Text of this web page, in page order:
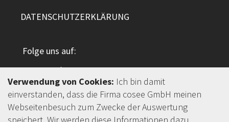
DATENSCHUTZERKLÄRUNG
Folge uns auf:
cosee GmbH
Verwendung von Cookies: Ich bin damit
einverstanden, dass die Firma cosee GmbH meinen
Webseitenbesuch zum Zwecke der Auswertung